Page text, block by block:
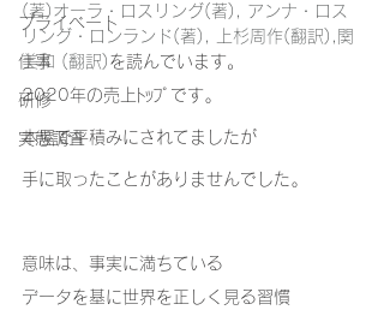
プライベート
仕事
研修
実態調査
(著)オーラ・ロスリング(著), アンナ・ロス
リング・ロンランド(著), 上杉周作(翻訳),関
美和 (翻訳) を読んでいます。
2020年の売上ﾄｯﾌﾟです｡
本屋で平積みにされてましたが
手に取ったことがありませんでした｡
意味は、事実に満ちている
データを基に世界を正しく見る習慣